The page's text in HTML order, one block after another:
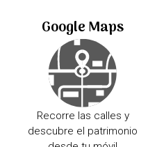
Google Maps
Recorre las calles y
descubre el patrimonio